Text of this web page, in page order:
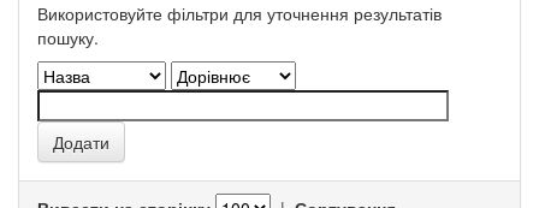
Використовуйте фільтри для уточнення результатів
пошуку.